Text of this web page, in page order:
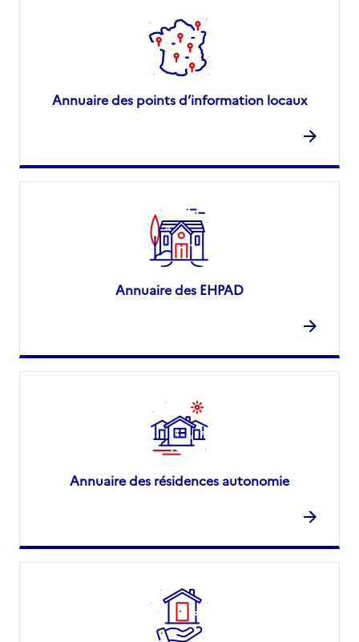
Annuaire des points d’information locaux
Annuaire des EHPAD
Annuaire des résidences autonomie